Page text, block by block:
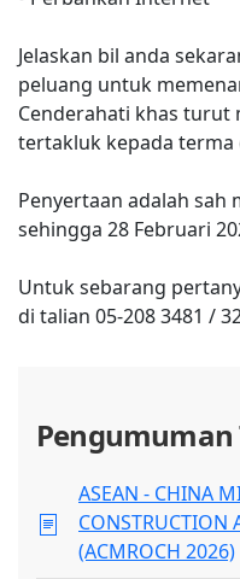
Jelaskan bil anda
peluang untuk
Cenderahati khas turut
tertakluk kepada terma
Penyertaan adalah sah
sehingga 28 Februari
Untuk sebarang
di talian 05-208 3481 /
Pengumuman
ASEAN - CHINA
CONSTRUCTION
(ACMROCH 2026)